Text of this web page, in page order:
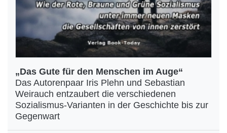
„Das Gute für den Menschen im Auge“
Das Autorenpaar Iris Plehn und Sebastian
Weirauch entzaubert die verschiedenen
Sozialismus-Varianten in der Geschichte bis zur
Gegenwart